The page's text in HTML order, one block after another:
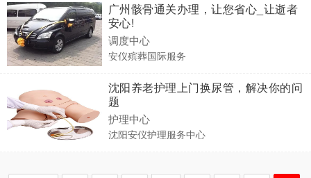
广州骸骨通关办理，让您省心_让逝者
安心!
调度中心
安仪殡葬国际服务
沈阳养老护理上门换尿管，解决你的问
题
护理中心
沈阳安仪护理服务中心